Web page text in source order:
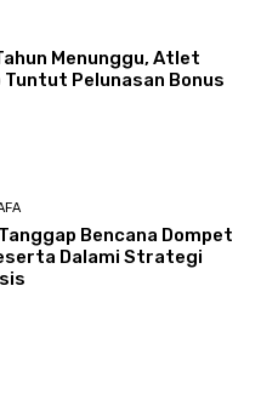
Menunggu, Atlet
Tuntut Pelunasan Bonus
Bencana Dompet
Dalami Strategi